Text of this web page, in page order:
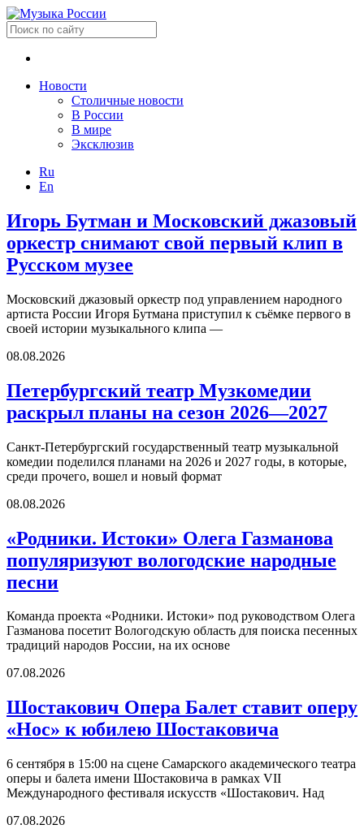
Новости
Столичные новости
В России
В мире
Эксклюзив
Ru
En
Игорь Бутман и Московский джазовый
оркестр снимают свой первый клип в
Русском музее
Московский джазовый оркестр под управлением народного
артиста России Игоря Бутмана приступил к съёмке первого в
своей истории музыкального клипа —
08.08.2026
Петербургский театр Музкомедии
раскрыл планы на сезон 2026—2027
Санкт-Петербургский государственный театр музыкальной
комедии поделился планами на 2026 и 2027 годы, в которые,
среди прочего, вошел и новый формат
08.08.2026
«Родники. Истоки» Олега Газманова
популяризуют вологодские народные
песни
Команда проекта «Родники. Истоки» под руководством Олега
Газманова посетит Вологодскую область для поиска песенных
традиций народов России, на их основе
07.08.2026
Шостакович Опера Балет ставит оперу
«Нос» к юбилею Шостаковича
6 сентября в 15:00 на сцене Самарского академического театра
оперы и балета имени Шостаковича в рамках VII
Международного фестиваля искусств «Шостакович. Над
07.08.2026